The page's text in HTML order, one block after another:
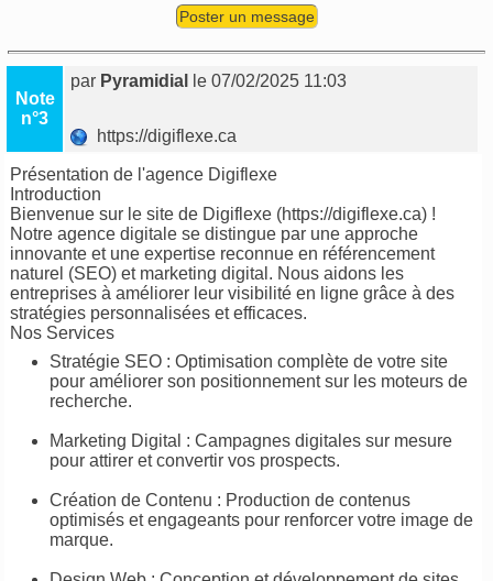
Poster un message
Note
n°3
par Pyramidial le 07/02/2025 11:03
https://digiflexe.ca
Présentation de l'agence Digiflexe
Introduction
Bienvenue sur le site de Digiflexe (https://digiflexe.ca) !
Notre agence digitale se distingue par une approche
innovante et une expertise reconnue en référencement
naturel (SEO) et marketing digital. Nous aidons les
entreprises à améliorer leur visibilité en ligne grâce à des
stratégies personnalisées et efficaces.
Nos Services
Stratégie SEO : Optimisation complète de votre site
pour améliorer son positionnement sur les moteurs de
recherche.
Marketing Digital : Campagnes digitales sur mesure
pour attirer et convertir vos prospects.
Création de Contenu : Production de contenus
optimisés et engageants pour renforcer votre image de
marque.